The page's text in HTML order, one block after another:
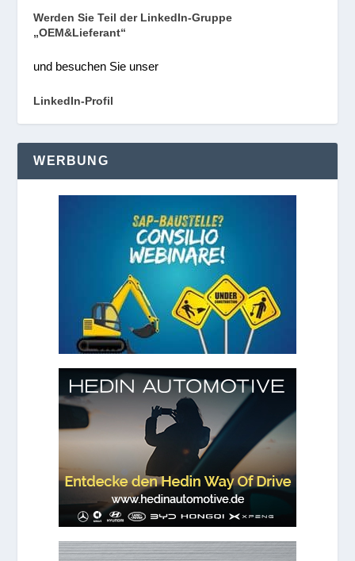
Werden Sie Teil der LinkedIn-Gruppe
„OEM&Lieferant“
und besuchen Sie unser
LinkedIn-Profil
WERBUNG